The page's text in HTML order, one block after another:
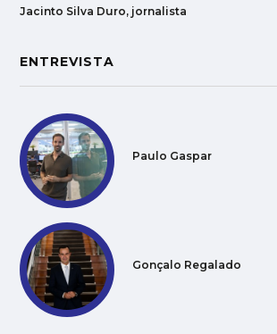
Jacinto Silva Duro, jornalista
ENTREVISTA
Paulo Gaspar
Gonçalo Regalado